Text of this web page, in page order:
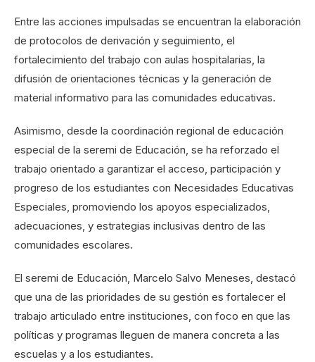
Entre las acciones impulsadas se encuentran la elaboración
de protocolos de derivación y seguimiento, el
fortalecimiento del trabajo con aulas hospitalarias, la
difusión de orientaciones técnicas y la generación de
material informativo para las comunidades educativas.
Asimismo, desde la coordinación regional de educación
especial de la seremi de Educación, se ha reforzado el
trabajo orientado a garantizar el acceso, participación y
progreso de los estudiantes con Necesidades Educativas
Especiales, promoviendo los apoyos especializados,
adecuaciones, y estrategias inclusivas dentro de las
comunidades escolares.
El seremi de Educación, Marcelo Salvo Meneses, destacó
que una de las prioridades de su gestión es fortalecer el
trabajo articulado entre instituciones, con foco en que las
políticas y programas lleguen de manera concreta a las
escuelas y a los estudiantes.